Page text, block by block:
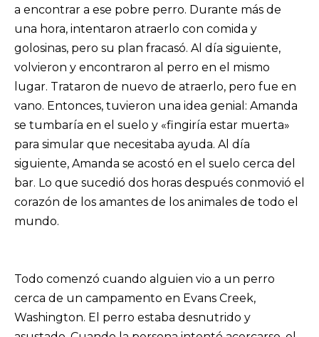
a encontrar a ese pobre perro. Durante más de
una hora, intentaron atraerlo con comida y
golosinas, pero su plan fracasó. Al día siguiente,
volvieron y encontraron al perro en el mismo
lugar. Trataron de nuevo de atraerlo, pero fue en
vano. Entonces, tuvieron una idea genial: Amanda
se tumbaría en el suelo y «fingiría estar muerta»
para simular que necesitaba ayuda. Al día
siguiente, Amanda se acostó en el suelo cerca del
bar. Lo que sucedió dos horas después conmovió el
corazón de los amantes de los animales de todo el
mundo.
Todo comenzó cuando alguien vio a un perro
cerca de un campamento en Evans Creek,
Washington. El perro estaba desnutrido y